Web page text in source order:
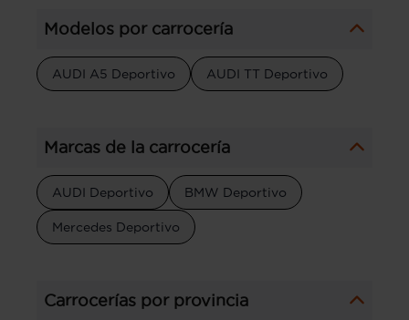
Modelos por carrocería
AUDI A5 Deportivo AUDI TT Deportivo
Marcas de la carrocería
AUDI Deportivo BMW Deportivo
Mercedes Deportivo
Carrocerías por provincia